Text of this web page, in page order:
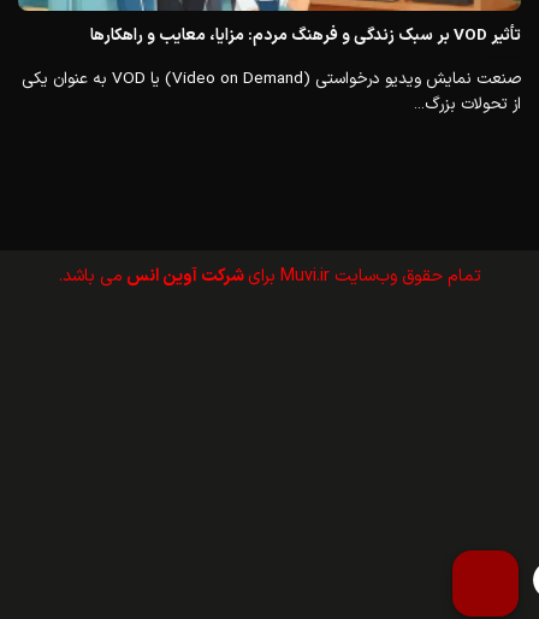
تأثیر VOD بر سبک زندگی و فرهنگ مردم: مزایا، معایب و راهکارها
صنعت نمایش ویدیو درخواستی (Video on Demand) یا VOD به عنوان یکی
از تحولات بزرگ...
تمام حقوق وب‌سايت Muvi.ir برای شرکت آوین انس می باشد.